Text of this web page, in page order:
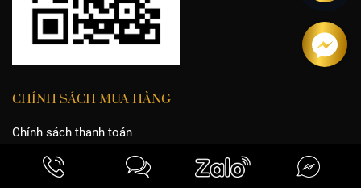
CHÍNH SÁCH MUA HÀNG
Chính sách thanh toán
Chính sách vận chuyển và giao nhận